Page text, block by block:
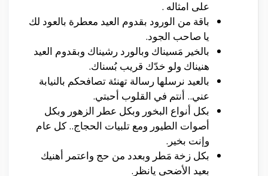
على امثاله .
باقة من الورود بقدوم العيد معطرة بالعود لك
يا صاحب الجود.
بالخير مَسيناك وبالورد رشيناك وبقدوم العيد
هنيناك ولو خدّك قريب بُسناك.
بالعيد نرسلها رسالة تهنئة تصافحكم بالنيابة
عني.. أنتم في القلوب أحبتي.
بكل أنواع البخور وبكل عطر الزهور وبكل
أصوات الطيور ومع تلبيات الحجاج.. كل عام
وإنت بخير.
بكل زخة مَطر وبعدد من حج واعتمر أهنيك
بعيد الأضحى يانظر.